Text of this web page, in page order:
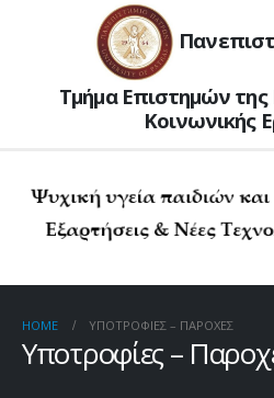
Τμήμα Επιστημών της
Kοινωνικής
HOME ΥΠΟΤΡΟΦΊΕΣ – ΠΑΡΟΧΈΣ
Υποτροφίες –